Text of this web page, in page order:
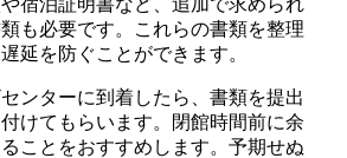
宿泊証明書など、追加で求められ
も必要です。これらの書類を整理
延を防ぐことができます。
ンターに到着したら、書類を提出
けてもらいます。閉館時間前に余
ことをおすすめします。予期せぬ